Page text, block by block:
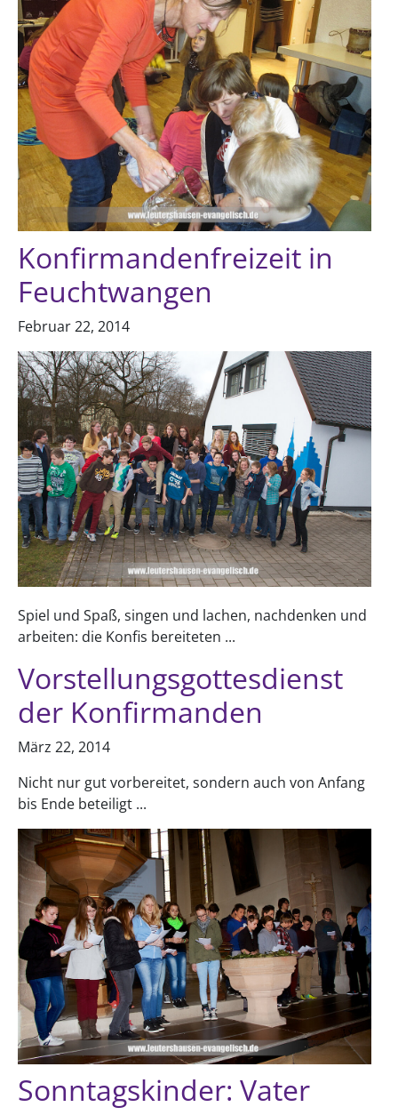
Konfirmandenfreizeit in
Feuchtwangen
Februar 22, 2014
Spiel und Spaß, singen und lachen, nachdenken und
arbeiten: die Konfis bereiteten ...
Vorstellungsgottesdienst
der Konfirmanden
März 22, 2014
Nicht nur gut vorbereitet, sondern auch von Anfang
bis Ende beteiligt ...
Sonntagskinder: Vater